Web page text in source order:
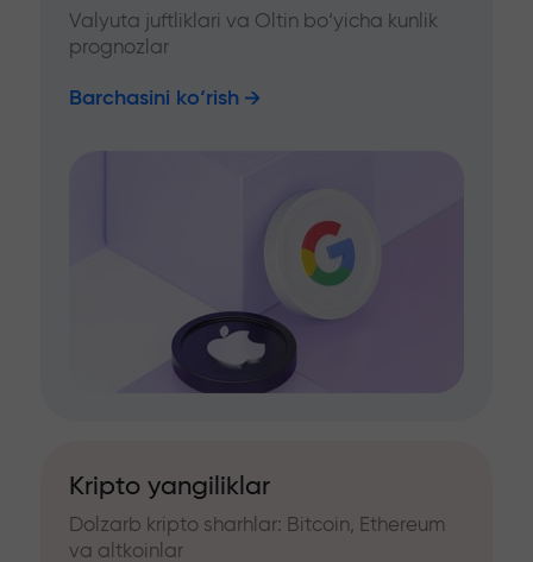
Valyuta juftliklari va Oltin bo‘yicha kunlik
prognozlar
Barchasini ko‘rish
Kripto yangiliklar
Dolzarb kripto sharhlar: Bitcoin, Ethereum
va altkoinlar